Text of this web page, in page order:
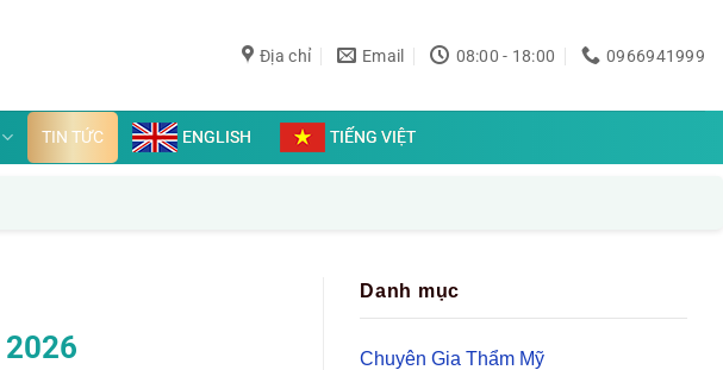
Địa chỉ Email 08:00 - 18:00 0966941999
TIN TỨC ENGLISH TIẾNG VIỆT
Danh mục
Chuyên Gia Thẩm Mỹ